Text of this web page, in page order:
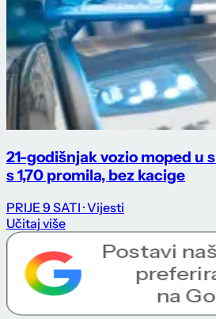
21-godišnjak vozio moped u
s 1,70 promila, bez kacige
PRIJE 9 SATI · Vijesti
Učitaj više